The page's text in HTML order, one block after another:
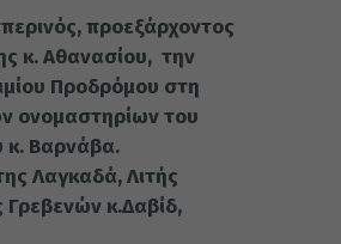
προεξάρχοντος
κ. Αθανασίου, την
Προδρόμου στη
ονομαστηρίων του
κ. Βαρνάβα.
Λαγκαδά, Λιτής
Γρεβενών κ.Δαβίδ,